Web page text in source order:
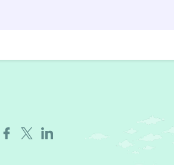
Partager sur Facebook
Partager sur X
Partager sur LinkedIn